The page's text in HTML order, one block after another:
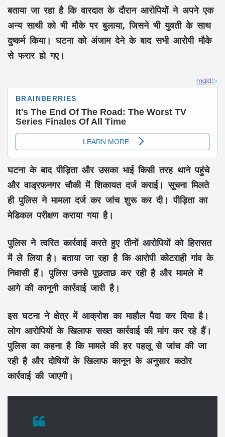
बताया जा रहा है कि वारदात के दौरान आरोपियों ने अपने एक
अन्य साथी को भी मौके पर बुलाया, जिसने भी युवती के साथ
दुष्कर्म किया। घटना को अंजाम देने के बाद सभी आरोपी मौके
से फरार हो गए।
घटना के बाद पीड़िता और उसका भाई किसी तरह थाने पहुंचे
और वाड्रफनगर चौकी में शिकायत दर्ज कराई। सूचना मिलते
ही पुलिस ने मामला दर्ज कर जांच शुरू कर दी। पीड़िता का
मेडिकल परीक्षण कराया गया है।
पुलिस ने त्वरित कार्रवाई करते हुए तीनों आरोपियों को हिरासत
में ले लिया है। बताया जा रहा है कि आरोपी कोटराही गांव के
निवासी हैं। पुलिस उनसे पूछताछ कर रही है और मामले में
आगे की कानूनी कार्रवाई जारी है।
इस घटना ने क्षेत्र में आक्रोश का माहौल पैदा कर दिया है।
लोग आरोपियों के खिलाफ सख्त कार्रवाई की मांग कर रहे हैं।
पुलिस का कहना है कि मामले की हर पहलू से जांच की जा
रही है और दोषियों के खिलाफ कानून के अनुसार कठोर
कार्रवाई की जाएगी।